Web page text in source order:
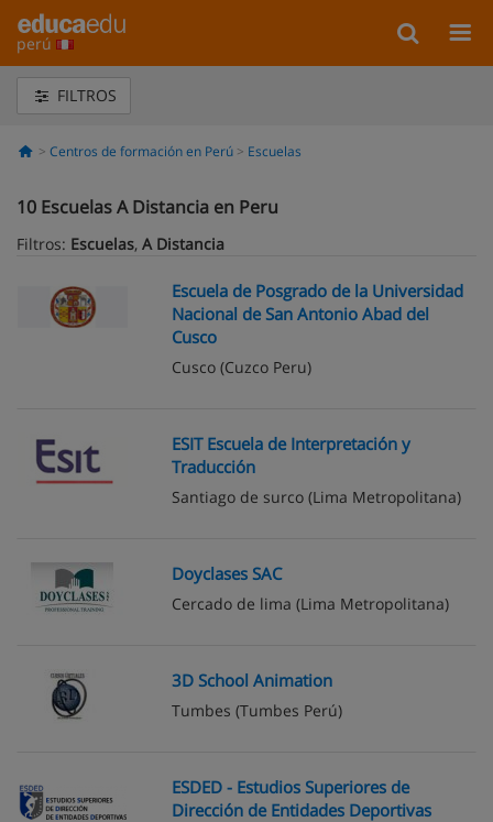
perú
FILTROS
Centros de formación en Perú Escuelas
10 Escuelas A Distancia en Peru
Filtros: Escuelas, A Distancia
Escuela de Posgrado de la Universidad
Nacional de San Antonio Abad del
Cusco
Cusco (Cuzco Peru)
ESIT Escuela de Interpretación y
Traducción
Santiago de surco (Lima Metropolitana)
Doyclases SAC
Cercado de lima (Lima Metropolitana)
3D School Animation
Tumbes (Tumbes Perú)
ESDED - Estudios Superiores de
Dirección de Entidades Deportivas